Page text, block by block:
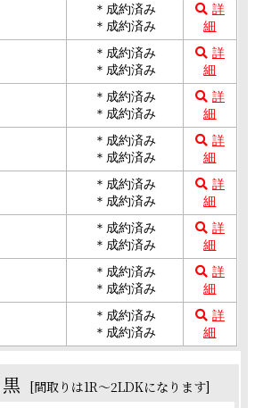
＊成約済み
＊成約済み
詳
細
＊成約済み
＊成約済み
詳
細
＊成約済み
＊成約済み
詳
細
＊成約済み
＊成約済み
詳
細
＊成約済み
＊成約済み
詳
細
＊成約済み
＊成約済み
詳
細
＊成約済み
＊成約済み
詳
細
＊成約済み
＊成約済み
詳
細
[間取りは1R～2LDKになります]